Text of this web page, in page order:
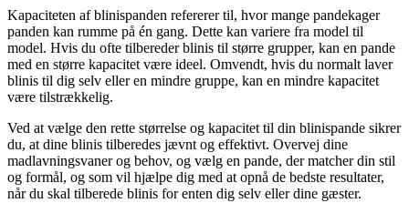
Kapaciteten af blinispanden refererer til, hvor mange pandekager
panden kan rumme på én gang. Dette kan variere fra model til
model. Hvis du ofte tilbereder blinis til større grupper, kan en pande
med en større kapacitet være ideel. Omvendt, hvis du normalt laver
blinis til dig selv eller en mindre gruppe, kan en mindre kapacitet
være tilstrækkelig.
Ved at vælge den rette størrelse og kapacitet til din blinispande sikrer
du, at dine blinis tilberedes jævnt og effektivt. Overvej dine
madlavningsvaner og behov, og vælg en pande, der matcher din stil
og formål, og som vil hjælpe dig med at opnå de bedste resultater,
når du skal tilberede blinis for enten dig selv eller dine gæster.